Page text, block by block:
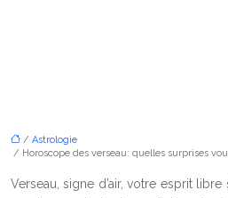
/ Astrologie
/ Horoscope des verseau: quelles surprises
Verseau, signe d’air, votre esprit